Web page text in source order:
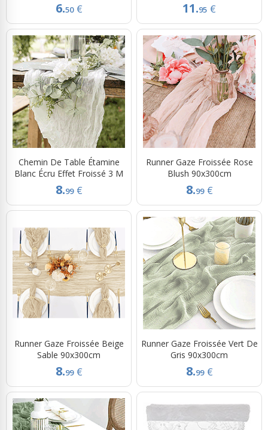
6.50 € 11.95 €
Chemin De Table Étamine
Blanc Écru Effet Froissé 3 M
8.99 €
Runner Gaze Froissée Rose
Blush 90x300cm
8.99 €
Runner Gaze Froissée Beige
Sable 90x300cm
8.99 €
Runner Gaze Froissée Vert De
Gris 90x300cm
8.99 €